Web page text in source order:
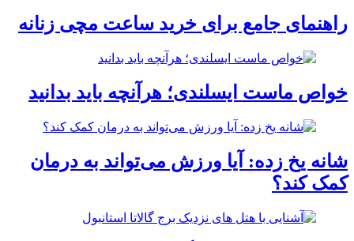
راهنمای جامع برای خرید ساعت مچی زنانه
خواص ماست ایسلندی؛ هرآنچه باید بدانید
شانه یخ زده: آیا ورزش می‌تواند به درمان
کمک کند؟